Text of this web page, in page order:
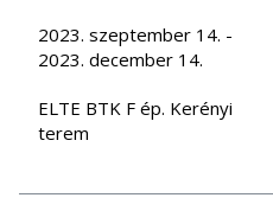
2023. szeptember 14. -
2023. december 14.
ELTE BTK F ép. Kerényi
terem